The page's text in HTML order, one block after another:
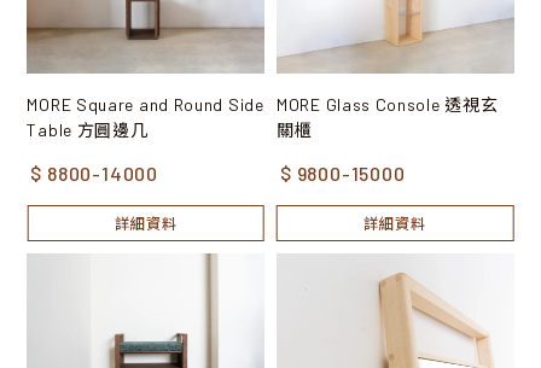
MORE Square and Round Side
Table 方圓邊几
$ 8800-14000
詳細資料
MORE Glass Console 透視玄
關櫃
$ 9800-15000
詳細資料